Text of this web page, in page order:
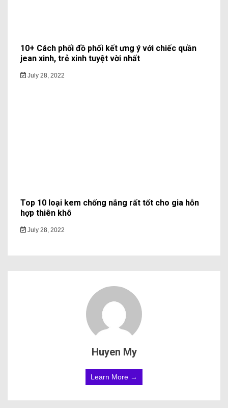
10+ Cách phối đồ phối kết ưng ý với chiếc quần
jean xinh, trẻ xinh tuyệt vời nhất
July 28, 2022
Top 10 loại kem chống nắng rất tốt cho gia hỗn
hợp thiên khô
July 28, 2022
Huyen My
Learn More →